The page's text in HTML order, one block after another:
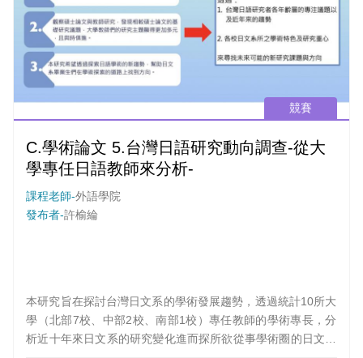
競賽
C.學術論文 5.台灣日語研究動向調查-從大
學專任日語教師來分析-
課程老師-外語學院
發布者-許榆綸
本研究旨在探討台灣日文系的學術發展趨勢，透過統計10所大
學（北部7校、中部2校、南部1校）專任教師的學術專長，分
析近十年來日文系的研究變化進而探所欲從事學術圈的日文系